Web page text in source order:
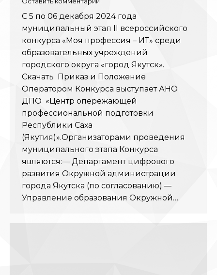
С 5 по 06 декабря 2024 года
муниципальный этап II всероссийского
конкурса «Моя профессия – ИТ» среди
образовательных учреждений
городского округа «город Якутск».
Скачать Приказ и Положение
Оператором Конкурса выступает АНО
ДПО «Центр опережающей
профессиональной подготовки
Республики Саха
(Якутия)».Организаторами проведения
муниципального этапа Конкурса
являются:— Департамент цифрового
развития Окружной администрации
города Якутска (по согласованию).—
Управление образования Окружной…